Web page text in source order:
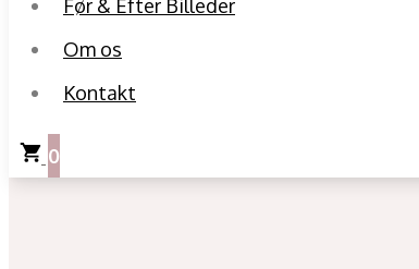
Før & Efter Billeder
Om os
Kontakt
0